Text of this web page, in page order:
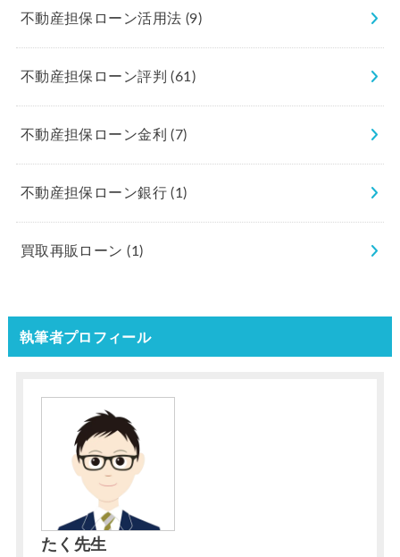
不動産担保ローン活用法 (9)
不動産担保ローン評判(61)
不動産担保ローン金利(7)
不動産担保ローン銀行(1)
買取再販ローン(1)
執筆者プロフィール
たく先生